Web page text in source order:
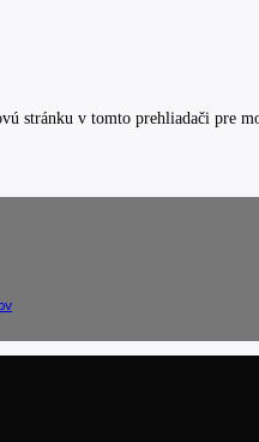
stránku v tomto prehliadači pre